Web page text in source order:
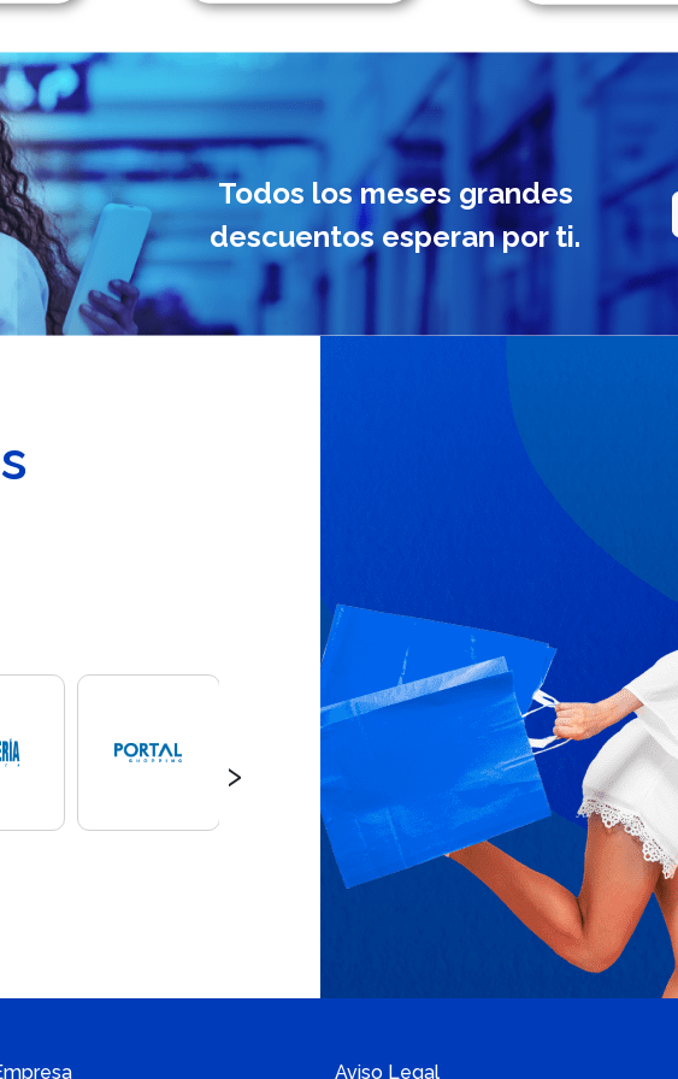
Todos los meses grandes
descuentos esperan por ti.
›
Aviso Legal